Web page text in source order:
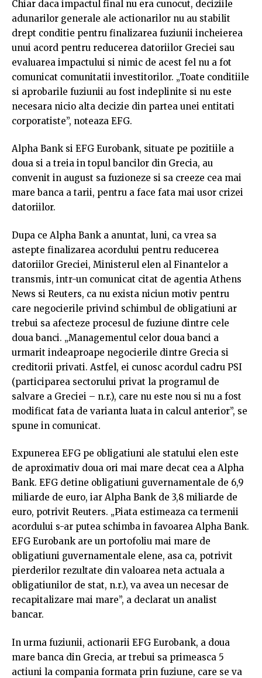
Chiar daca impactul final nu era cunocut, deciziile
adunarilor generale ale actionarilor nu au stabilit
drept conditie pentru finalizarea fuziunii incheierea
unui acord pentru reducerea datoriilor Greciei sau
evaluarea impactului si nimic de acest fel nu a fot
comunicat comunitatii investitorilor. „Toate conditiile
si aprobarile fuziunii au fost indeplinite si nu este
necesara nicio alta decizie din partea unei entitati
corporatiste”, noteaza EFG.
Alpha Bank si EFG Eurobank, situate pe pozitiile a
doua si a treia in topul bancilor din Grecia, au
convenit in august sa fuzioneze si sa creeze cea mai
mare banca a tarii, pentru a face fata mai usor crizei
datoriilor.
Dupa ce Alpha Bank a anuntat, luni, ca vrea sa
astepte finalizarea acordului pentru reducerea
datoriilor Greciei, Ministerul elen al Finantelor a
transmis, intr-un comunicat citat de agentia Athens
News si Reuters, ca nu exista niciun motiv pentru
care negocierile privind schimbul de obligatiuni ar
trebui sa afecteze procesul de fuziune dintre cele
doua banci. „Managementul celor doua banci a
urmarit indeaproape negocierile dintre Grecia si
creditorii privati. Astfel, ei cunosc acordul cadru PSI
(participarea sectorului privat la programul de
salvare a Greciei – n.r.), care nu este nou si nu a fost
modificat fata de varianta luata in calcul anterior”, se
spune in comunicat.
Expunerea EFG pe obligatiuni ale statului elen este
de aproximativ doua ori mai mare decat cea a Alpha
Bank. EFG detine obligatiuni guvernamentale de 6,9
miliarde de euro, iar Alpha Bank de 3,8 miliarde de
euro, potrivit Reuters. „Piata estimeaza ca termenii
acordului s-ar putea schimba in favoarea Alpha Bank.
EFG Eurobank are un portofoliu mai mare de
obligatiuni guvernamentale elene, asa ca, potrivit
pierderilor rezultate din valoarea neta actuala a
obligatiunilor de stat, n.r.), va avea un necesar de
recapitalizare mai mare”, a declarat un analist
bancar.
In urma fuziunii, actionarii EFG Eurobank, a doua
mare banca din Grecia, ar trebui sa primeasca 5
actiuni la compania formata prin fuziune, care se va